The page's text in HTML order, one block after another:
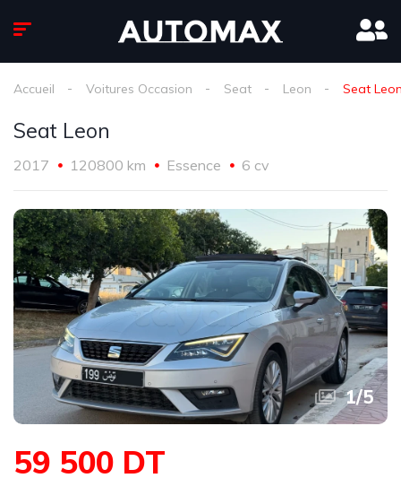
Accueil Voitures Occasion Seat Leon Seat
Seat Leon
2017 120800 km Essence 6 cv
1/5
59 500 DT